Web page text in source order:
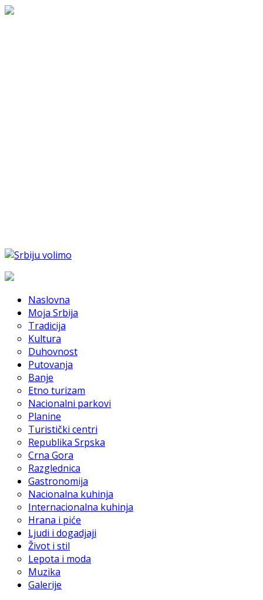
Naslovna
Moja Srbija
Tradicija
Kultura
Duhovnost
Putovanja
Banje
Etno turizam
Nacionalni parkovi
Planine
Turistički centri
Republika Srpska
Crna Gora
Razglednica
Gastronomija
Nacionalna kuhinja
Internacionalna kuhinja
Hrana i piće
Ljudi i dogadjaji
Život i stil
Lepota i moda
Muzika
Galerije